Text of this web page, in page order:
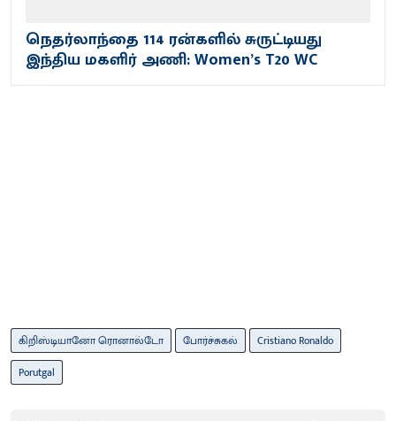
நெதர்லாந்தை 114 ரன்களில் சுருட்டியது
இந்திய மகளிர் அணி: Women’s T20 WC
கிறிஸ்டியானோ ரொனால்டோ போர்ச்சுகல்
Cristiano Ronaldo
Porutgal